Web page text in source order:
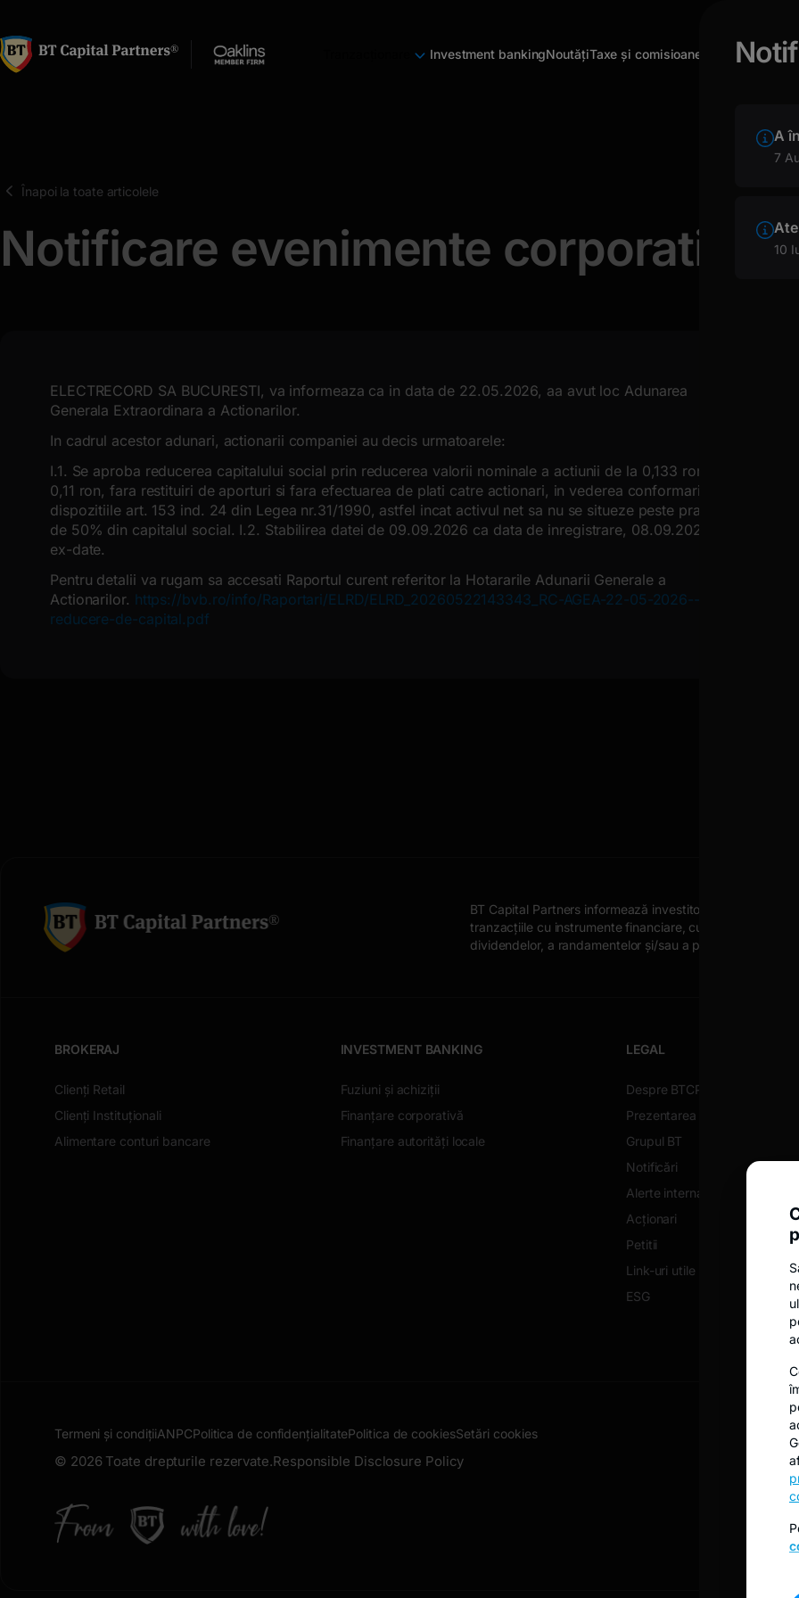
Investment bankingNoutățiTaxe și comisioane
Înapoi la toate articolele
Notificare evenimente corporative
ELECTRECORD SA BUCURESTI, va informeaza ca in data de 22.05.2026, aa avut loc Adunarea
Generala Extraordinara a Actionarilor.
In cadrul acestor adunari, actionarii companiei au decis urmatoarele:
I.1. Se aproba reducerea capitalului social prin reducerea valorii nominale a actiunii de la 0,133 ron, la
0,11 ron, fara restituiri de aporturi si fara efectuarea de plati catre actionari, in vederea conformarii la
dispozitiile art. 153 ind. 24 din Legea nr.31/1990, astfel incat activul net sa nu se situeze peste pragul
de 50% din capitalul social. I.2. Stabilirea datei de 09.09.2026 ca data de inregistrare, 08.09.2026 ca
ex-date.
Pentru detalii va rugam sa accesati Raportul curent referitor la Hotararile Adunarii Generale a
Actionarilor. https://bvb.ro/info/Raportari/ELRD/ELRD_20260522143343_RC-AGEA-22-05-2026---
reducere-de-capital.pdf
BT Capital Partners informează investitorii despre
tranzacțiile cu instrumente financiare, cum ar fi:
dividendelor, a randamentelor și/sau a profiturilor,
BROKERAJ
Clienți Retail
Clienți Instituționali
Alimentare conturi bancare
INVESTMENT BANKING
Fuziuni și achiziții
Finanțare corporativă
Finanțare autorități locale
LEGAL
Despre BTCP
Prezentarea societății
Grupul BT
Notificări
Alerte internaționale
Acționari
Petitii
Link-uri utile
ESG
Termeni și condițiiANPCPolitica de confidențialitatePolitica de cookiesSetări cookies
© 2026 Toate drepturile rezervate.Responsible Disclosure Policy
A
7
10